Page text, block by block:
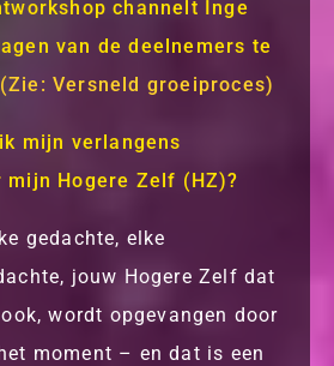
channelt Inge
van de deelnemers te
(Zie: Versneld groeiproces)
mijn verlangens
mijn Hogere Zelf (HZ)?
gedachte, elke
jouw Hogere Zelf dat
wordt opgevangen door
moment – en dat is een